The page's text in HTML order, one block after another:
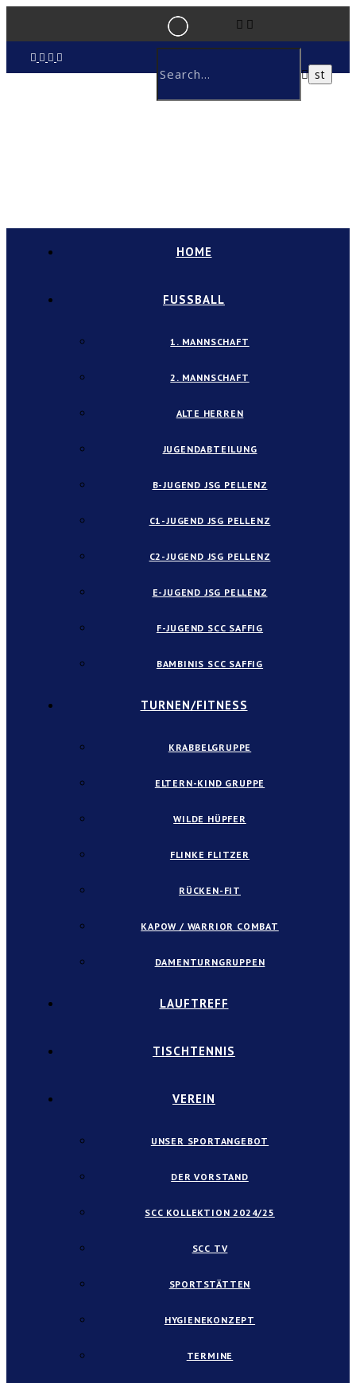
HOME
FUSSBALL
1. MANNSCHAFT
2. MANNSCHAFT
ALTE HERREN
JUGENDABTEILUNG
B-JUGEND JSG PELLENZ
C1-JUGEND JSG PELLENZ
C2-JUGEND JSG PELLENZ
E-JUGEND JSG PELLENZ
F-JUGEND SCC SAFFIG
BAMBINIS SCC SAFFIG
TURNEN/FITNESS
KRABBELGRUPPE
ELTERN-KIND GRUPPE
WILDE HÜPFER
FLINKE FLITZER
RÜCKEN-FIT
KAPOW / WARRIOR COMBAT
DAMENTURNGRUPPEN
LAUFTREFF
TISCHTENNIS
VEREIN
UNSER SPORTANGEBOT
DER VORSTAND
SCC KOLLEKTION 2024/25
SCC TV
SPORTSTÄTTEN
HYGIENEKONZEPT
TERMINE